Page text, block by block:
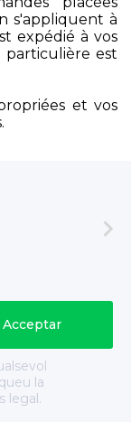
s'appliquent à
expédié à vos
particulière est
et vos

la
legal.